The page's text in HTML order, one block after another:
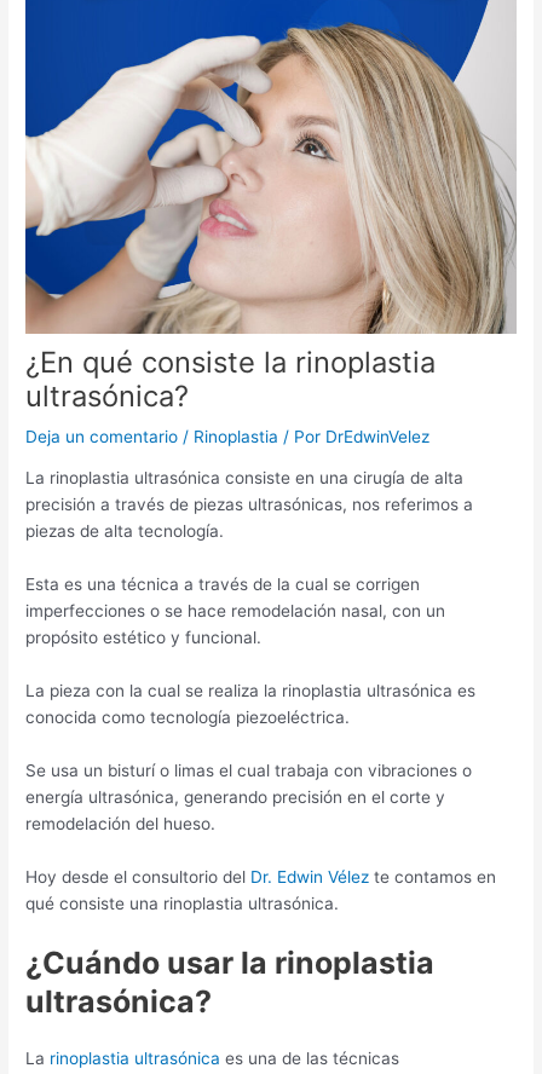
¿En qué consiste la rinoplastia
ultrasónica?
Deja un comentario / Rinoplastia / Por DrEdwinVelez
La rinoplastia ultrasónica consiste en una cirugía de alta
precisión a través de piezas ultrasónicas, nos referimos a
piezas de alta tecnología.
Esta es una técnica a través de la cual se corrigen
imperfecciones o se hace remodelación nasal, con un
propósito estético y funcional.
La pieza con la cual se realiza la rinoplastia ultrasónica es
conocida como tecnología piezoeléctrica.
Se usa un bisturí o limas el cual trabaja con vibraciones o
energía ultrasónica, generando precisión en el corte y
remodelación del hueso.
Hoy desde el consultorio del Dr. Edwin Vélez te contamos en
qué consiste una rinoplastia ultrasónica.
¿Cuándo usar la rinoplastia
ultrasónica?
La rinoplastia ultrasónica es una de las técnicas